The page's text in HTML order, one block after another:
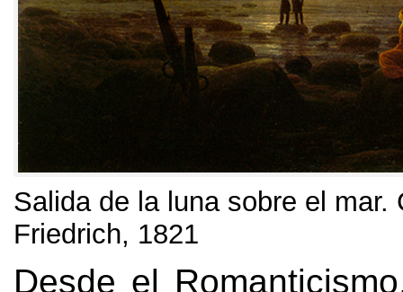
Salida de la luna sobre el mar.
Friedrich, 1821
Desde el